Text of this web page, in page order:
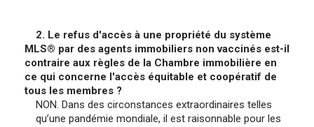
2. Le refus d'accès à une propriété du système
MLS® par des agents immobiliers non vaccinés est-il
contraire aux règles de la Chambre immobilière en
ce qui concerne l'accès équitable et coopératif de
tous les membres ?
NON. Dans des circonstances extraordinaires telles
qu’une pandémie mondiale, il est raisonnable pour les